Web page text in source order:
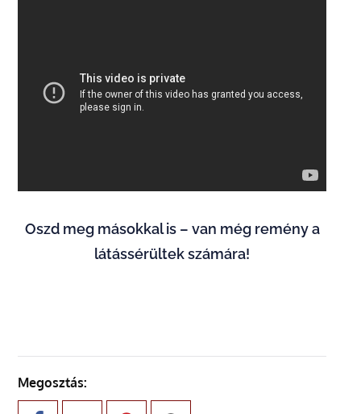
Oszd meg másokkal is – van még remény a
látássérültek számára!
Megosztás: